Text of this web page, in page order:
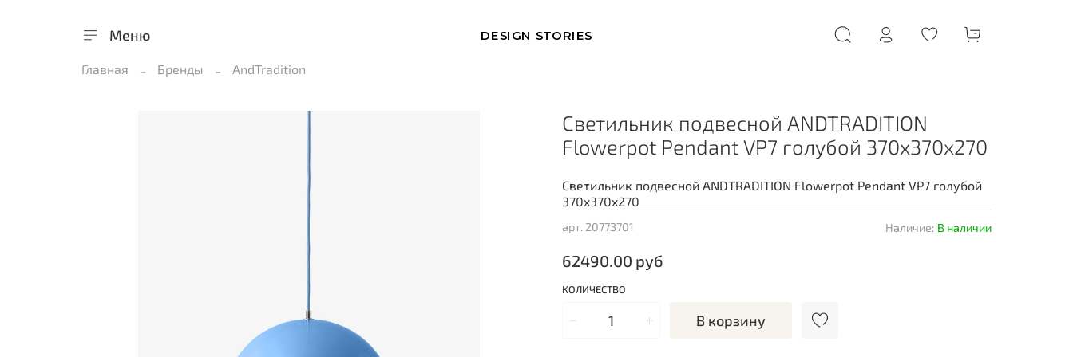
Меню DESIGN STORIES
Главная Бренды AndTradition
арт. 20773701 Наличие: В наличии
Cветильник подвесной ANDTRADITION
Flowerpot Pendant VP7 голубой 370x370x270
62490.00 руб
КОЛИЧЕСТВО
В корзину
Cветильник подвесной ANDTRADITION Flowerpot Pendant VP7 голубой
370x370x270